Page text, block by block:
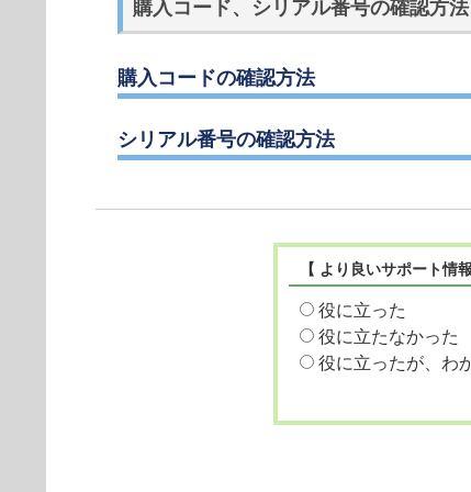
購入コード、シリアル番号の確認方法
購入コードの確認方法
シリアル番号の確認方法
【 より良いサポート情
役に立った
役に立たなかった
役に立ったが、わ